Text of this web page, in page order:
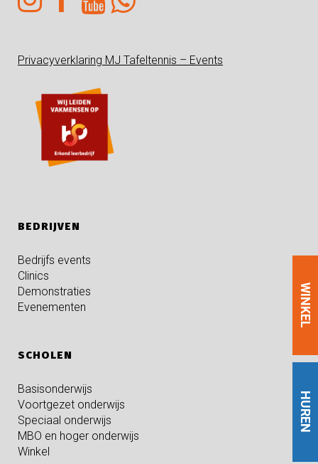
HUREN
WINKEL
Privacyverklaring MJ Tafeltennis – Events
BEDRIJVEN
Bedrijfs events
Clinics
Demonstraties
Evenementen
SCHOLEN
Basisonderwijs
Voortgezet onderwijs
Speciaal onderwijs
MBO en hoger onderwijs
Winkel